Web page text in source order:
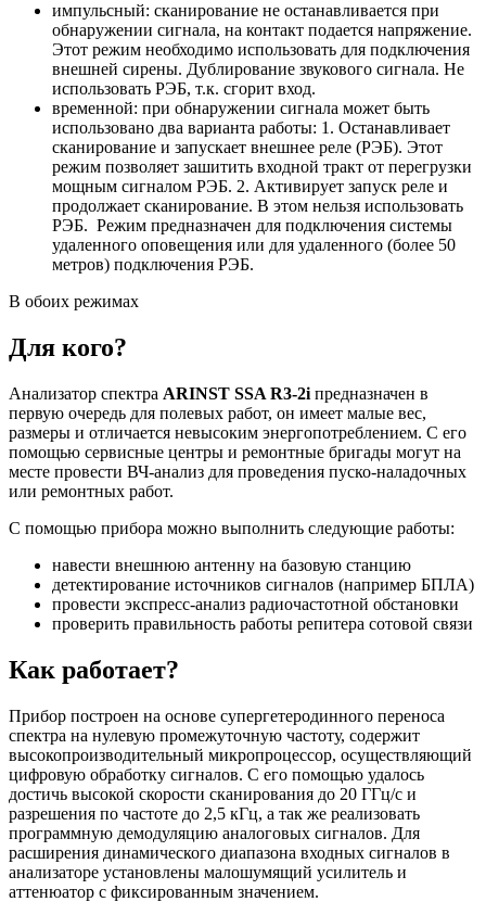
импульсный: сканирование не останавливается при
обнаружении сигнала, на контакт подается напряжение.
Этот режим необходимо использовать для подключения
внешней сирены. Дублирование звукового сигнала. Не
использовать РЭБ, т.к. сгорит вход.
временной: при обнаружении сигнала может быть
использовано два варианта работы: 1. Останавливает
сканирование и запускает внешнее реле (РЭБ). Этот
режим позволяет зашитить входной тракт от перегрузки
мощным сигналом РЭБ. 2. Активирует запуск реле и
продолжает сканирование. В этом нельзя использовать
РЭБ. Режим предназначен для подключения системы
удаленного оповещения или для удаленного (более 50
метров) подключения РЭБ.
В обоих режимах
Для кого?
Анализатор спектра ARINST SSA R3-2i предназначен в
первую очередь для полевых работ, он имеет малые вес,
размеры и отличается невысоким энергопотреблением. С его
помощью сервисные центры и ремонтные бригады могут на
месте провести ВЧ-анализ для проведения пуско-наладочных
или ремонтных работ.
С помощью прибора можно выполнить следующие работы:
навести внешнюю антенну на базовую станцию
детектирование источников сигналов (например БПЛА)
провести экспресс-анализ радиочастотной обстановки
проверить правильность работы репитера сотовой связи
Как работает?
Прибор построен на основе супергетеродинного переноса
спектра на нулевую промежуточную частоту, содержит
высокопроизводительный микропроцессор, осуществляющий
цифровую обработку сигналов. С его помощью удалось
достичь высокой скорости сканирования до 20 ГГц/с и
разрешения по частоте до 2,5 кГц, а так же реализовать
программную демодуляцию аналоговых сигналов. Для
расширения динамического диапазона входных сигналов в
анализаторе установлены малошумящий усилитель и
аттенюатор с фиксированным значением.